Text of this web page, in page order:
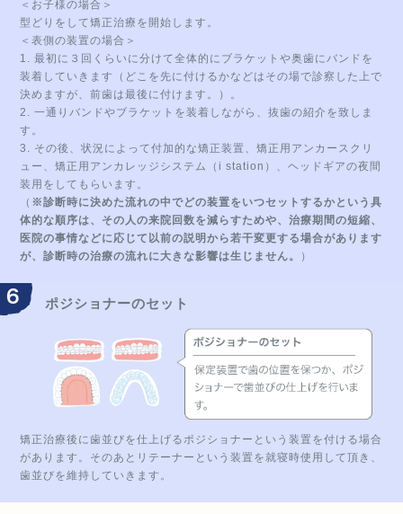
＜お子様の場合＞
型どりをして矯正治療を開始します。
＜表側の装置の場合＞
1. 最初に３回くらいに分けて全体的にブラケットや奥歯にバンドを
装着していきます（どこを先に付けるかなどはその場で診察した上で
決めますが、前歯は最後に付けます。）。
2. 一通りバンドやブラケットを装着しながら、抜歯の紹介を致しま
す。
3. その後、状況によって付加的な矯正装置、矯正用アンカースクリ
ュー、矯正用アンカレッジシステム（i station）、ヘッドギアの夜間
装用をしてもらいます。
（ ※診断時に決めた流れの中でどの装置をいつセットするかという具
体的な順序は、その人の来院回数を減らすためや、治療期間の短縮、
医院の事情などに応じて以前の説明から若干変更する場合があります
が、診断時の治療の流れに大きな影響は生じません。
）
ポジショナーのセット
矯正治療後に歯並びを仕上げるポジショナーという装置を付ける場合
があります。そのあとリテーナーという装置を就寝時使用して頂き、
歯並びを維持していきます。